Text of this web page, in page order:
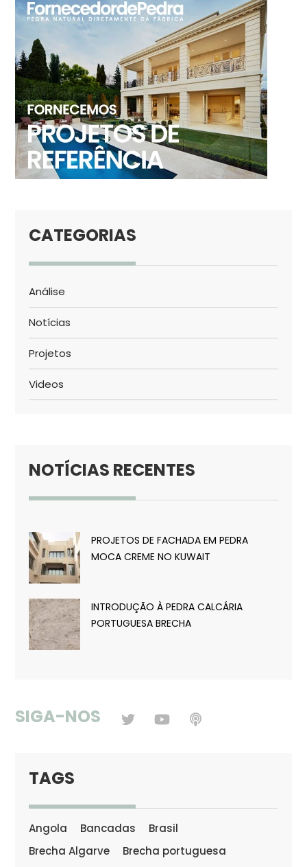
CATEGORIAS
Análise
Notícias
Projetos
Videos
NOTÍCIAS RECENTES
PROJETOS DE FACHADA EM PEDRA
MOCA CREME NO KUWAIT
INTRODUÇÃO À PEDRA CALCÁRIA
PORTUGUESA BRECHA
SIGA-NOS
TAGS
Angola Bancadas
Brasil
Brecha Algarve
Brecha portuguesa